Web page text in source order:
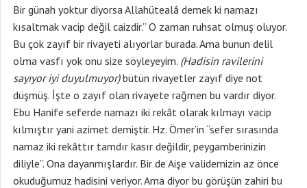
Bir günah yoktur diyorsa Allahütealâ demek ki namazı
kısaltmak vacip değil caizdir.” O zaman ruhsat olmuş oluyor.
Bu çok zayıf bir rivayeti alıyorlar burada. Ama bunun delil
olma vasfı yok onu size söyleyeyim. (Hadisin ravilerini
sayıyor iyi duyulmuyor)bütün rivayetler zayıf diye not
düşmüş. İşte o zayıf olan rivayete rağmen bu vardır diyor.
Ebu Hanife seferde namazı iki rekât olarak kılmayı vacip
kılmıştır yani azimet demiştir. Hz. Ömer’in “sefer sırasında
namaz iki rekâttır tamdır kasır değildir, peygamberinizin
diliyle”. Ona dayanmışlardır. Bir de Aişe validemizin az önce
okuduğumuz hadisini veriyor. Ama diyor bu görüşün zahiri bu